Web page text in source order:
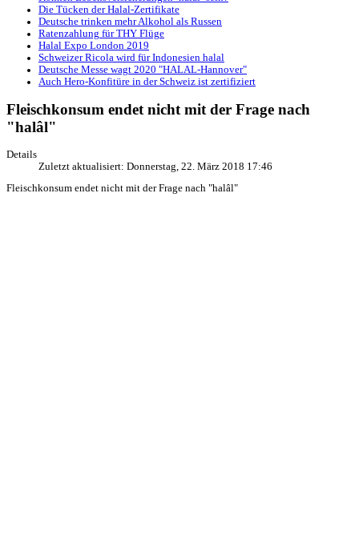
Die Tücken der Halal-Zertifikate
Deutsche trinken mehr Alkohol als Russen
Ratenzahlung für THY Flüge
Halal Expo London 2019
Schweizer Ricola wird für Indonesien halal
Deutsche Messe wagt 2020 "HALAL-Hannover"
Auch Hero-Konfitüre in der Schweiz ist zertifiziert
Fleischkonsum endet nicht mit der Frage nach
"halâl"
Details
Zuletzt aktualisiert: Donnerstag, 22. März 2018 17:46
Fleischkonsum endet nicht mit der Frage nach "halâl"